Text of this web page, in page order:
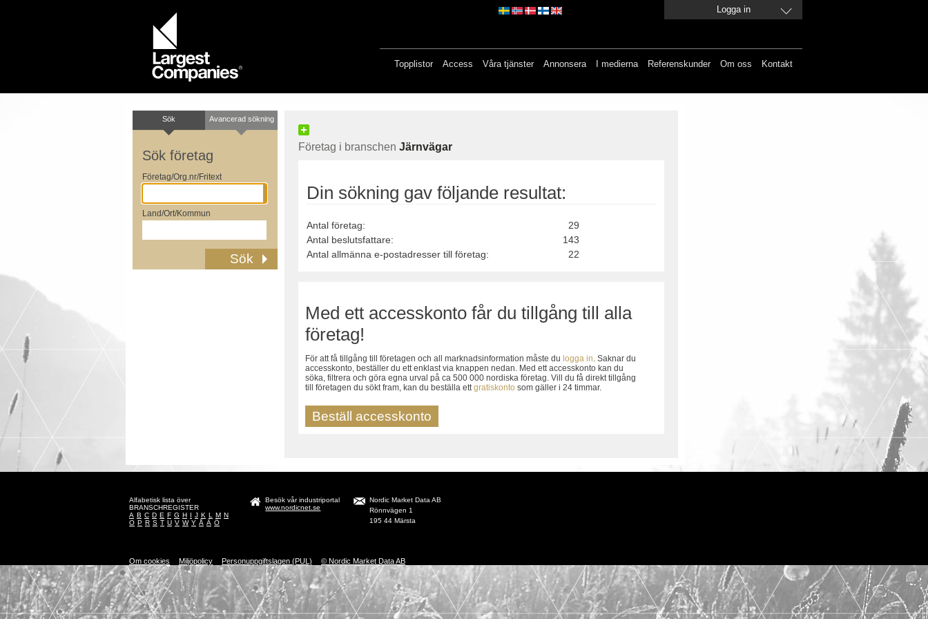
Logga in
Topplistor Access Våra tjänster Annonsera I medierna Referenskunder Om oss Kontakt
Sök Avancerad sökning
Sök företag
Företag/Org.nr/Fritext
Land/Ort/Kommun
Företag i branschen Järnvägar
Din sökning gav följande resultat:
Antal företag:
Antal beslutsfattare:
Antal allmänna e-postadresser till företag:
29
143
22
Med ett accesskonto får du tillgång till alla
företag!
För att få tillgång till företagen och all marknadsinformation måste du logga in. Saknar du
accesskonto, beställer du ett enklast via knappen nedan. Med ett accesskonto kan du
söka, filtrera och göra egna urval på ca 500 000 nordiska företag. Vill du få direkt tillgång
till företagen du sökt fram, kan du beställa ettgratiskonto som gäller i 24 timmar.
Beställ accesskonto
Alfabetisk lista över
BRANSCHREGISTER
A B C D E F G H I J K L M N
O P R S T U V W Y Å Ä Ö
Besök vår industriportal
www.nordicnet.se
Nordic Market Data AB
Rönnvägen 1
195 44 Märsta
Om cookies Miljöpolicy Personuppgiftslagen (PUL) © Nordic Market Data AB